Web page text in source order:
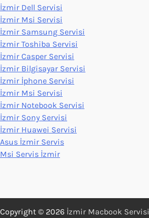
İzmir Dell Servisi
İzmir Msi Servisi
İzmir Samsung Servisi
İzmir Toshiba Servisi
İzmir Casper Servisi
İzmir Bilgisayar Servisi
İzmir İphone Servisi
İzmir Msi Servisi
İzmir Notebook Servisi
İzmir Sony Servisi
İzmir Huawei Servisi
Asus İzmir Servis
Msi Servis İzmir
Copyright © 2026 İzmir Macbook Servisi